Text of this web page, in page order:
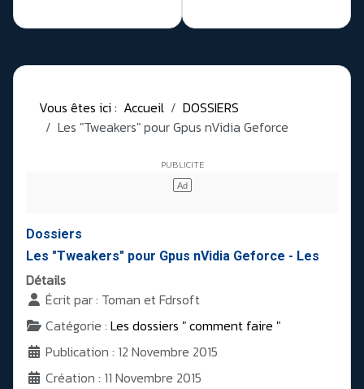
Vous êtes ici : Accueil
DOSSIERS
Les "Tweakers" pour Gpus nVidia Geforce
Dossiers
Les "Tweakers" pour Gpus nVidia Geforce - Les
Détails
Écrit par : Toman et Fdrsoft
Catégorie : Les dossiers " comment faire "
Publication : 12 Novembre 2015
Création : 11 Novembre 2015